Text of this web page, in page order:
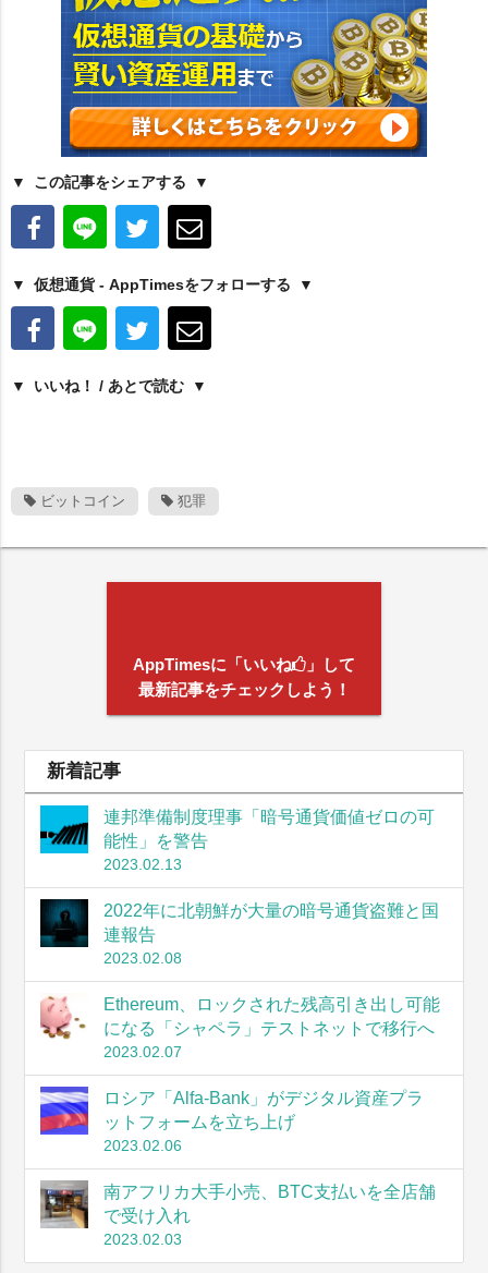
この記事をシェアする
仮想通貨 - AppTimesをフォローする
いいね！ / あとで読む
ビットコイン 犯罪
AppTimesに「いいね
」して
最新記事をチェックしよう！
新着記事
連邦準備制度理事「暗号通貨価値ゼロの可
能性」を警告
2023.02.13
2022年に北朝鮮が大量の暗号通貨盗難と国
連報告
2023.02.08
Ethereum、ロックされた残高引き出し可能
になる「シャペラ」テストネットで移行へ
2023.02.07
ロシア「Alfa-Bank」がデジタル資産プラ
ットフォームを立ち上げ
2023.02.06
南アフリカ大手小売、BTC支払いを全店舗
で受け入れ
2023.02.03